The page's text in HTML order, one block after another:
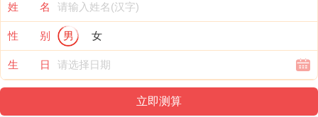
姓 名
性 别 男 女
生 日